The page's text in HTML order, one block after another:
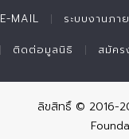
E-MAIL ระบบงานภา
ติดต่อมูลนิธิ สมัคร
ลิขสิทธิ์ © 2016-